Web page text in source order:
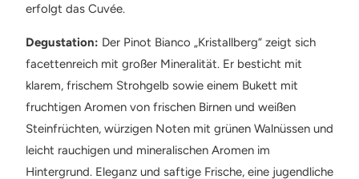
erfolgt das Cuvée.
Degustation: Der Pinot Bianco „Kristallberg“ zeigt sich
facettenreich mit großer Mineralität. Er besticht mit
klarem, frischem Strohgelb sowie einem Bukett mit
fruchtigen Aromen von frischen Birnen und weißen
Steinfrüchten, würzigen Noten mit grünen Walnüssen und
leicht rauchigen und mineralischen Aromen im
Hintergrund. Eleganz und saftige Frische, eine jugendliche